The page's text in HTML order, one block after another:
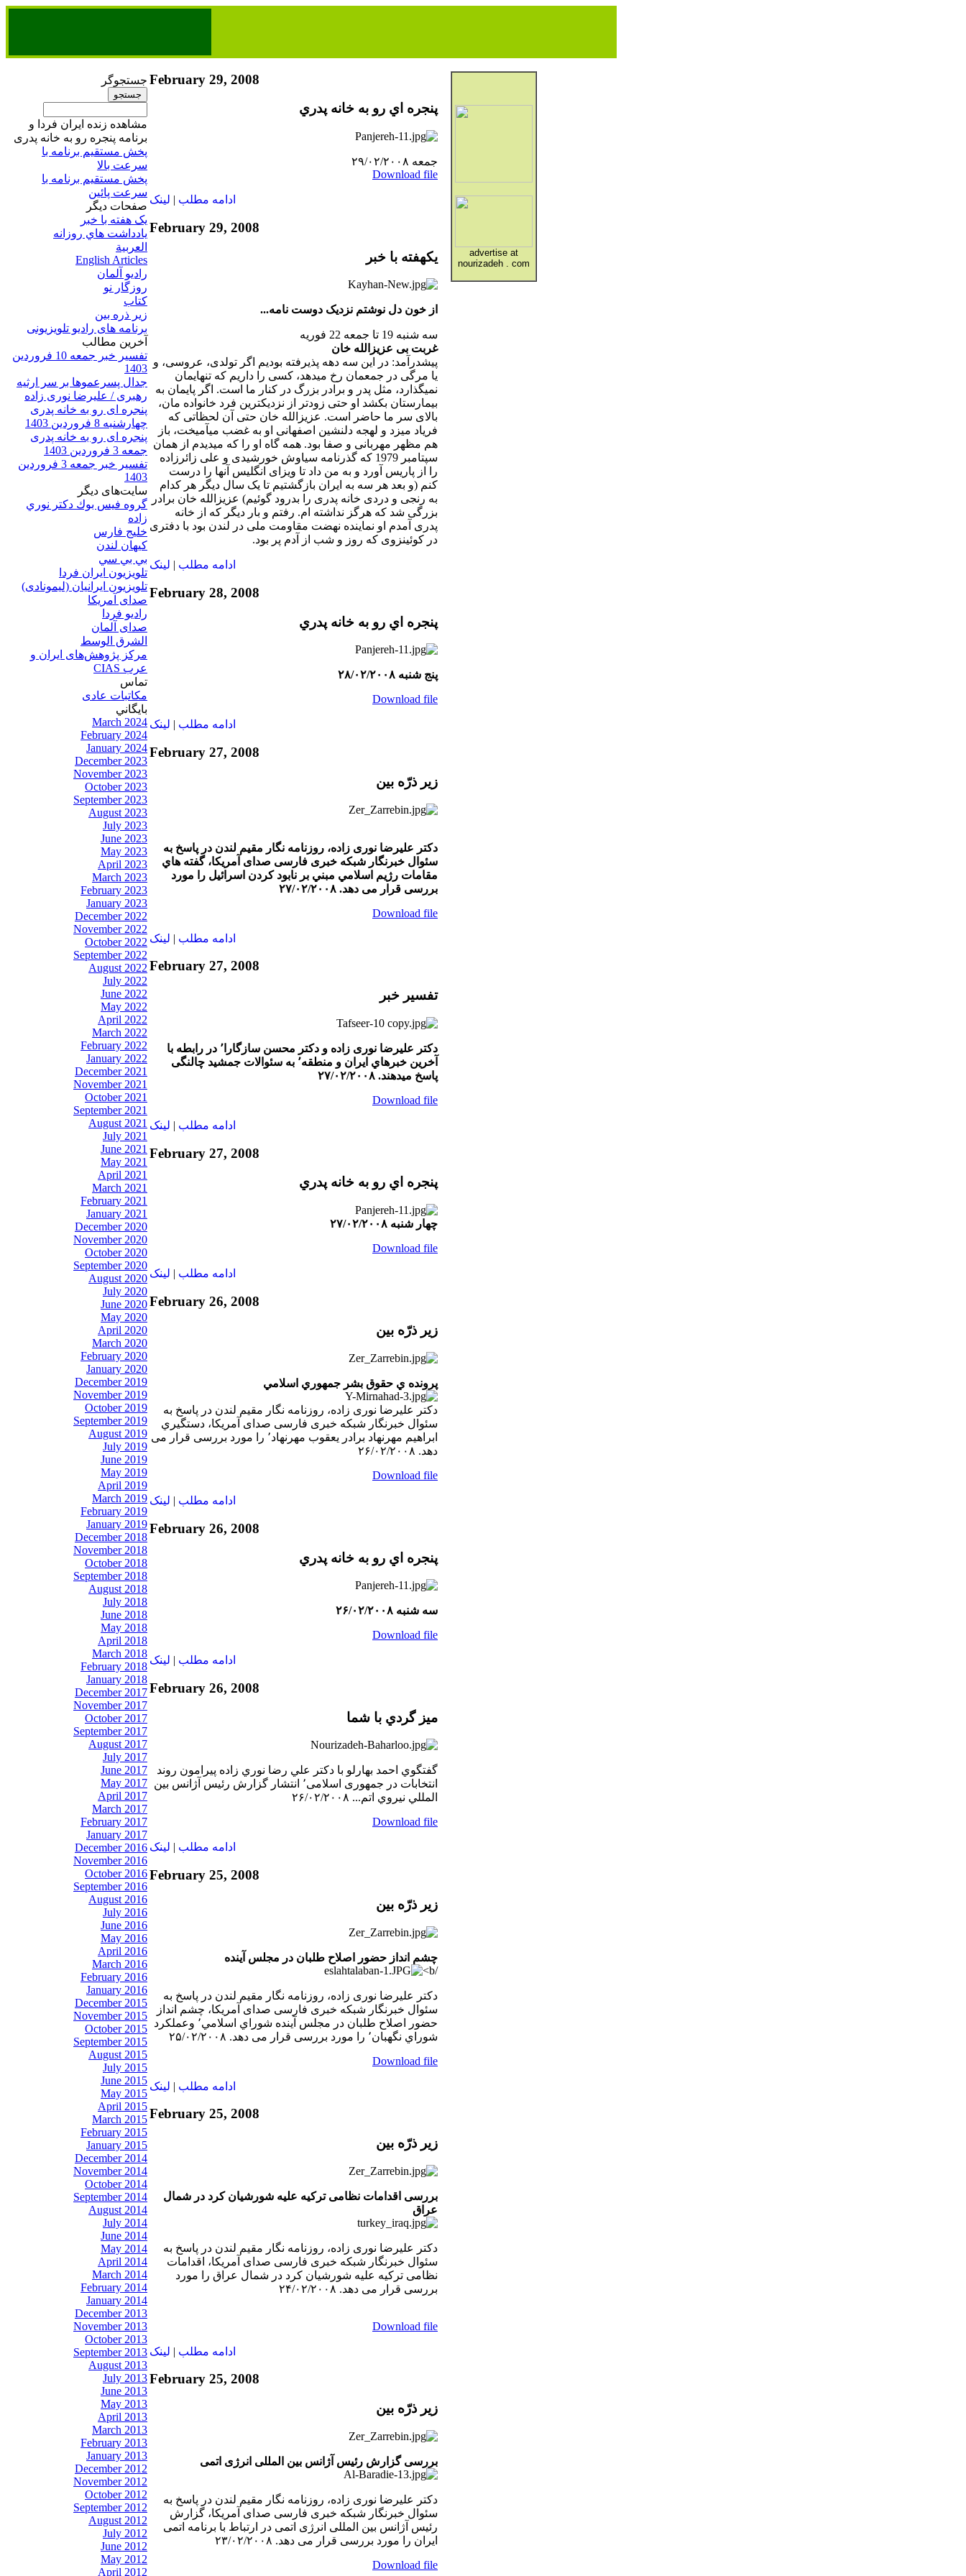
جستجوگر
مشاهده زنده ایران فردا و
برنامه پنجره رو به خانه پدری
پخش مستقیم برنامه‌ ​با
سرعت بالا
پخش مستقیم برنامه‌ ​با
سرعت پائین​
صفحات ديگر
يک هفته با خبر
يادداشت هاي روزانه
العربية
English Articles
راديو آلمان
روزگار نو
کتاب
زير ذره بين
برنامه های رادیو تلویزیونی
آخرين مطالب
تفسیر خبر جمعه 10 فروردین
1403
جدال پسرعموها بر سر ارثیه
رهبری / علیرضا نوری زاده
پنجره ای رو به خانه پدری
چهارشنبه 8 فروردین 1403
پنجره ای رو به خانه پدری
جمعه 3 فروردین 1403
تفسیر خبر جمعه 3 فروردین
1403
سایت‌های ديگر
گروه فيس بوك دكتر نوري
زاده
خلیج فارس
کيهان لندن
بي بي سي
تلویزیون ایران فردا
تلويزيون ايرانيان (ليمونادی)
صدای آمريکا
راديو فردا
صدای آلمان
الشرق الوسط
مرکز پژوهش‌های ايران و
عرب CIAS
تماس
مکاتبات عادی
بايگاني
March 2024
February 2024
January 2024
December 2023
November 2023
October 2023
September 2023
August 2023
July 2023
June 2023
May 2023
April 2023
March 2023
February 2023
January 2023
December 2022
November 2022
October 2022
September 2022
August 2022
July 2022
June 2022
May 2022
April 2022
March 2022
February 2022
January 2022
December 2021
November 2021
October 2021
September 2021
August 2021
July 2021
June 2021
May 2021
April 2021
March 2021
February 2021
January 2021
December 2020
November 2020
October 2020
September 2020
August 2020
July 2020
June 2020
May 2020
April 2020
March 2020
February 2020
January 2020
December 2019
November 2019
October 2019
September 2019
August 2019
July 2019
June 2019
May 2019
April 2019
March 2019
February 2019
January 2019
December 2018
November 2018
October 2018
September 2018
August 2018
July 2018
June 2018
May 2018
April 2018
March 2018
February 2018
January 2018
December 2017
November 2017
October 2017
September 2017
August 2017
July 2017
June 2017
May 2017
April 2017
March 2017
February 2017
January 2017
December 2016
November 2016
October 2016
September 2016
August 2016
July 2016
June 2016
May 2016
April 2016
March 2016
February 2016
January 2016
December 2015
November 2015
October 2015
September 2015
August 2015
July 2015
June 2015
May 2015
April 2015
March 2015
February 2015
January 2015
December 2014
November 2014
October 2014
September 2014
August 2014
July 2014
June 2014
May 2014
April 2014
March 2014
February 2014
January 2014
December 2013
November 2013
October 2013
September 2013
August 2013
July 2013
June 2013
May 2013
April 2013
March 2013
February 2013
January 2013
December 2012
November 2012
October 2012
September 2012
August 2012
July 2012
June 2012
May 2012
April 2012
February 29, 2008
پنجره اي رو به خانه پدري
جمعه ۲۹/۰۲/۲۰۰۸
Download file
ادامه مطلب | لينک
February 29, 2008
یکهفته با خبر
از خون دل نوشتم نزدیک دوست نامه...
سه شنبه 19 تا جمعه 22 فوریه
غربت بی عزیزالله خان
پیشدرآمد: در این سه دهه پذیرفته بودیم اگر تولدی، عروسی، و
یا مرگی در جمعمان رخ میدهد، کسی را داریم که تنهایمان
نمیگذارد، مثل پدر و برادر بزرگ در کنار ما است. اگر پایمان به
بیمارستان بکشد او حتی زودتر از نزدیکترین فرد خانواده مان،
بالای سر ما حاضر است. عزیزالله خان حتی آن لحظاتی که
فریاد میزد و لهجه دلنشین اصفهانی او به غضب میآمیخت، باز
هم مظهر مهربانی و صفا بود. همه گاه او را که میدیدم از همان
سپتامبر 1979 که گذرنامه سیاوش خورشیدی و علی زائرزاده
را از پاریس آورد و به من داد تا ویزای انگلیس آنها را درست
کنم (و بعد هر سه به ایران بازگشتیم تا یک سال دیگر هر کدام
به رنجی و دردی خانه پدری را بدرود گوئیم) عزیزالله خان برادر
بزرگی شد که هرگز نداشته ام. رفتم و بار دیگر که از خانه
پدری آمدم او نماینده نهضت مقاومت ملی در لندن بود با دفتری
در کوئینزوی که روز و شب از آدم پر بود.
ادامه مطلب | لينک
February 28, 2008
پنجره اي رو به خانه پدري
پنج شنبه ۲۸/۰۲/۲۰۰۸
Download file
ادامه مطلب لينک
February 27, 2008
زير ذرّه بين
دکتر عليرضا نوری زاده، روزنامه نگار مقيم لندن در پاسخ به
سئوال خبرنگار شبکه خبری فارسی صدای آمريکا، گفته هاي
مقامات رژيم اسلامي مبني بر نابود كردن اسرائيل را مورد
بررسی قرار می دهد. ۲۷/۰۲/۲۰۰۸
Download file
ادامه مطلب | لينک
February 27, 2008
تفسير خبر
دکتر عليرضا نوری زاده و دکتر محسن سازگارا٬ در رابطه با
آخرين خبرهاي ايران و منطقه٬ به سئوالات جمشيد چالنگی
پاسخ ميدهند. ۲۷/۰۲/۲۰۰۸
Download file
ادامه مطلب | لينک
February 27, 2008
پنجره اي رو به خانه پدري
چهار شنبه ۲۷/۰۲/۲۰۰۸
Download file
ادامه مطلب | لينک
February 26, 2008
زير ذرّه بين
پرونده ي حقوق بشر جمهوري اسلامي
دکتر عليرضا نوری زاده، روزنامه نگار مقيم لندن در پاسخ به
سئوال خبرنگار شبکه خبری فارسی صدای آمريکا، دستگيري
ابراهيم مهرنهاد برادر يعقوب مهرنهاد٬ را مورد بررسی قرار می
دهد. ۲۶/۰۲/۲۰۰۸
Download file
ادامه مطلب | لينک
February 26, 2008
پنجره اي رو به خانه پدري
سه شنبه ۲۶/۰۲/۲۰۰۸
Download file
ادامه مطلب | لينک
February 26, 2008
ميز گردي با شما
گفتگوي احمد بهارلو با دكتر علي رضا نوري زاده پيرامون روند
انتخابات در جمهوری اسلامی٬ انتشار گزارش رئيس آژانس بين
المللي نيروي اتم... ۲۶/۰۲/۲۰۰۸
Download file
ادامه مطلب | لينک
February 25, 2008
زير ذرّه بين
چشم انداز حضور اصلاح طلبان در مجلس آينده
/b>
دکتر عليرضا نوری زاده، روزنامه نگار مقيم لندن در پاسخ به
سئوال خبرنگار شبکه خبری فارسی صدای آمريکا، چشم انداز
حضور اصلاح طلبان در مجلس آينده شوراي اسلامي٬ وعملكرد
شوراي نگهبان٬ را مورد بررسی قرار می دهد. ۲۵/۰۲/۲۰۰۸
Download file
ادامه مطلب | لينک
February 25, 2008
زير ذرّه بين
بررسی اقدامات نظامی ترکيه عليه شورشيان کرد در شمال
عراق
دکتر عليرضا نوری زاده، روزنامه نگار مقيم لندن در پاسخ به
سئوال خبرنگار شبکه خبری فارسی صدای آمريکا، اقدامات
نظامی ترکيه عليه شورشيان کرد در شمال عراق را مورد
بررسی قرار می دهد. ۲۴/۰۲/۲۰۰۸
Download file
ادامه مطلب | لينک
February 25, 2008
زير ذرّه بين
بررسی گزارش رئيس آژانس بين المللی انرژی اتمی
دکتر عليرضا نوری زاده، روزنامه نگار مقيم لندن در پاسخ به
سئوال خبرنگار شبکه خبری فارسی صدای آمريکا، گزارش
رئيس آژانس بين المللی انرژی اتمی در ارتباط با برنامه اتمی
ايران را مورد بررسی قرار می دهد. ۲۳/۰۲/۲۰۰۸
Download file
advertise at
nourizadeh . com